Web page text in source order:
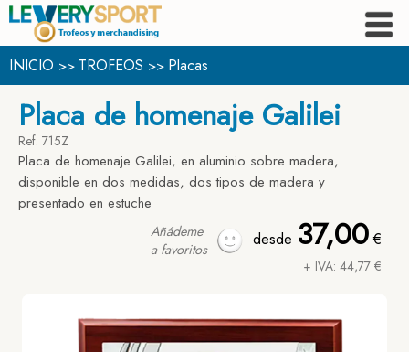
INICIO >> TROFEOS >> Placas
Placa de homenaje Galilei
Ref. 715Z
Placa de homenaje Galilei, en aluminio sobre madera,
disponible en dos medidas, dos tipos de madera y
presentado en estuche
desde 37,00€
+ IVA: 44,77 €
Añádeme
a favoritos